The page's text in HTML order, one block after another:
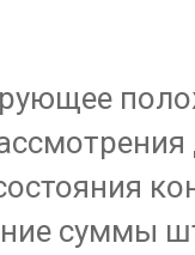
суммы